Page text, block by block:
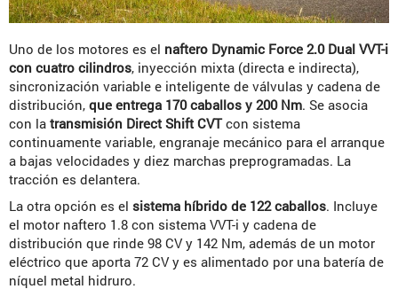
Uno de los motores es el naftero Dynamic Force 2.0 Dual VVT-i
con cuatro cilindros, inyección mixta (directa e indirecta),
sincronización variable e inteligente de válvulas y cadena de
distribución, que entrega 170 caballos y 200 Nm. Se asocia
con la transmisión Direct Shift CVTcon sistema
continuamente variable, engranaje mecánico para el arranque
a bajas velocidades y diez marchas preprogramadas. La
tracción es delantera.
La otra opción es el sistema híbrido de 122 caballos. Incluye
el motor naftero 1.8 con sistema VVT-i y cadena de
distribución que rinde 98 CV y 142 Nm, además de un motor
eléctrico que aporta 72 CV y es alimentado por una batería de
níquel metal hidruro.